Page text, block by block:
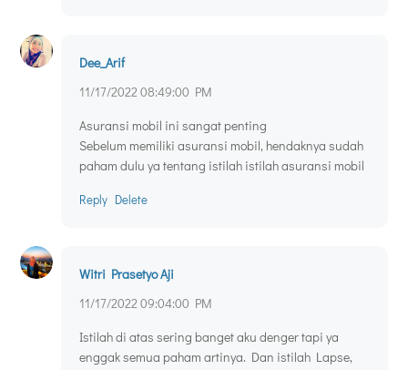
Dee_Arif
11/17/2022 08:49:00 PM
Asuransi mobil ini sangat penting
Sebelum memiliki asuransi mobil, hendaknya sudah
paham dulu ya tentang istilah istilah asuransi mobil
Reply Delete
Witri Prasetyo Aji
11/17/2022 09:04:00 PM
Istilah di atas sering banget aku denger tapi ya
enggak semua paham artinya. Dan istilah Lapse,